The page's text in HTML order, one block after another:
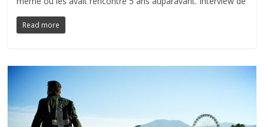
Read more